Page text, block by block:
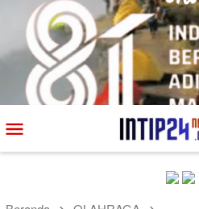
ke
kontenMobile